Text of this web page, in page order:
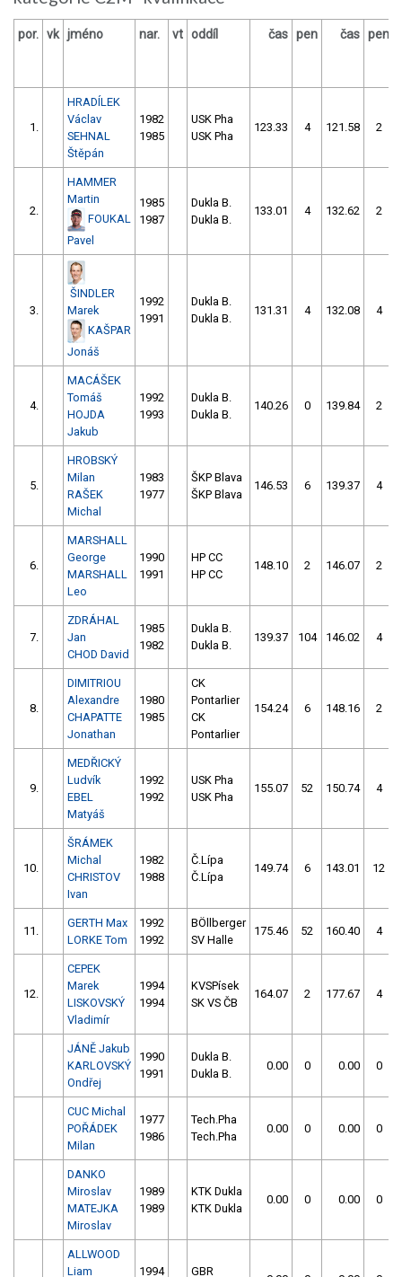
por. vk jméno nar. vt oddíl čas pen čas pen
1.
HRADÍLEK
Václav
SEHNAL
Štěpán
1982
1985
USK Pha
USK Pha
123.33 4 121.58 2
2.
HAMMER
Martin
FOUKAL
Pavel
1985
1987
Dukla B.
Dukla B.
133.01 4 132.62 2
3.
ŠINDLER
Marek
KAŠPAR
Jonáš
1992
1991
Dukla B.
Dukla B.
131.31 4 132.08 4
4.
MACÁŠEK
Tomáš
HOJDA
Jakub
1992
1993
Dukla B.
Dukla B.
140.26 0 139.84 2
5.
HROBSKÝ
Milan
RAŠEK
Michal
1983
1977
ŠKP Blava
ŠKP Blava
146.53 6 139.37 4
6.
MARSHALL
George
MARSHALL
Leo
1990
1991
HP CC
HP CC
148.10 2 146.07 2
7.
ZDRÁHAL
Jan
CHOD David
1985
1982
Dukla B.
Dukla B.
139.37 104 146.02 4
8.
DIMITRIOU
Alexandre
CHAPATTE
Jonathan
1980
1985
CK
Pontarlier
CK
Pontarlier
154.24 6 148.16 2
9.
MEDŘICKÝ
Ludvík
EBEL
Matyáš
1992
1992
USK Pha
USK Pha
155.07 52 150.74 4
10.
ŠRÁMEK
Michal
CHRISTOV
Ivan
1982
1988
Č.Lípa
Č.Lípa
149.74 6 143.01 12
11.
GERTH Max
LORKE Tom
1992
1992
BÖllberger
SV Halle
175.46 52 160.40 4
12.
CEPEK
Marek
LISKOVSKÝ
Vladimír
1994
1994
KVSPísek
SK VS ČB
164.07 2 177.67 4
JÁNĚ Jakub
KARLOVSKÝ
Ondřej
1990
1991
Dukla B.
Dukla B.
0.00 0 0.00 0
CUC Michal
POŘÁDEK
Milan
1977
1986
Tech.Pha
Tech.Pha
0.00 0 0.00 0
DANKO
Miroslav
MATEJKA
Miroslav
1989
1989
KTK Dukla
KTK Dukla
0.00 0 0.00 0
ALLWOOD
Liam
1994
GBR